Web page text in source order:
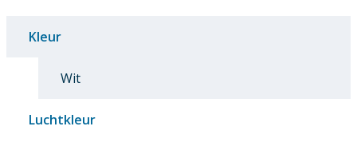
Kleur
Wit
Luchtkleur